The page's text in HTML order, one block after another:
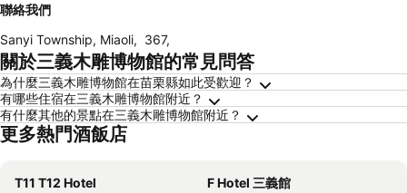
聯絡我們
Sanyi Township, Miaoli, 367,
關於三義木雕博物館的常見問答
為什麼三義木雕博物館在苗栗縣如此受歡迎？
有哪些住宿在三義木雕博物館附近？
有什麼其他的景點在三義木雕博物館附近？
更多熱門酒飯店
T11 T12 Hotel
F Hotel 三義館